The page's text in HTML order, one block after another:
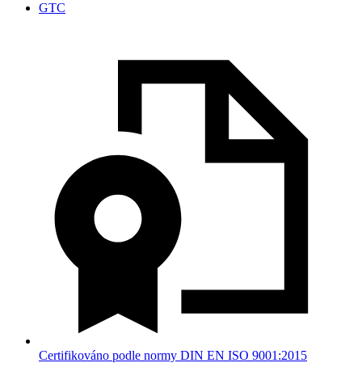
GTC
Certifikováno podle normy DIN EN ISO 9001:2015